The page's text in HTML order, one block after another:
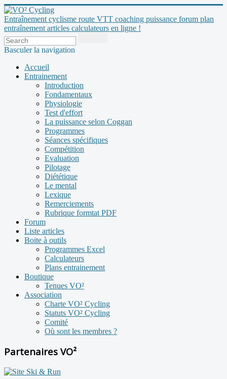
Entraînement cyclisme route VTT coaching puissance forum plan
entraînement articles calculateurs en ligne !
Basculer la navigation
Accueil
Entrainement
Introduction
Fondamentaux
Physiologie
Test d'effort
La puissance selon Coggan
Programmes
Séances spécifiques
Compétition
Evaluation
Pilotage
Diététique
Le mental
Lexique
Remerciements
Rubrique formtat PDF
Forum
Liste articles
Boite à outils
Programmes Excel
Calculateurs
Plans entrainement
Boutique
Tenues VO²
Association
Charte VO² Cycling
Statuts VO² Cycling
Comité
Où sont les membres ?
Partenaires VO²